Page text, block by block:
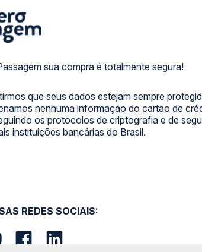
sua compra é totalmente segura!
que seus dados estejam sempre
nenhuma informação do cartão de
os protocolos de criptografia e de
instituições bancárias do Brasil.
REDES SOCIAIS: